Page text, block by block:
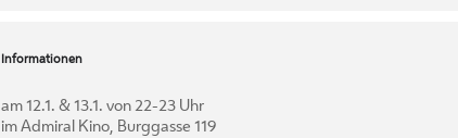
Informationen
am 12.1. & 13.1. von 22-23 Uhr
im Admiral Kino, Burggasse 119